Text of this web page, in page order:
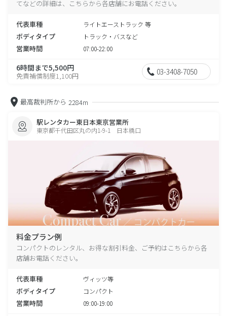
てなどの詳細は、こちらから各店舗にお電話ください。
代表車種 ライトエーストラック 等
ボディタイプ トラック・バスなど
営業時間 07:00-22:00
6時間まで5,500円
免責補償制度1,100円 03-3408-7050
最高裁判所から 2284m
駅レンタカー東日本東京営業所
東京都千代田区丸の内1-9-1 日本橋口
料金プラン例
コンパクトのレンタル、お得な割引料金、ご予約はこちらから各
店舗お電話ください。
代表車種 ヴィッツ等
ボディタイプ コンパクト
営業時間 09:00-19:00